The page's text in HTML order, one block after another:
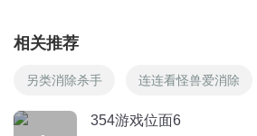
相关推荐
另类消除杀手 连连看怪兽爱消除
354游戏位面6